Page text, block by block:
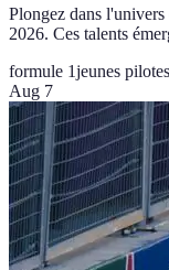
Plongez dans
2026. Ces talents
formule 1jeunes pilotes
Aug 7